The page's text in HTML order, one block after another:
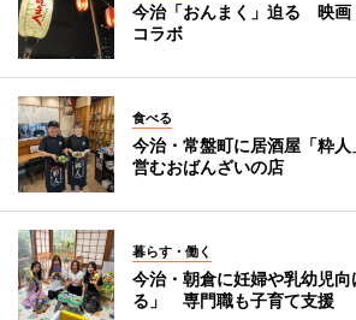
今治「おんまく」迫る 映画
コラボ
食べる
今治・常盤町に居酒屋「粋
営むおばんざいの店
暮らす・働く
今治・朝倉に妊婦や乳幼児向
る」 専門職も子育て支援